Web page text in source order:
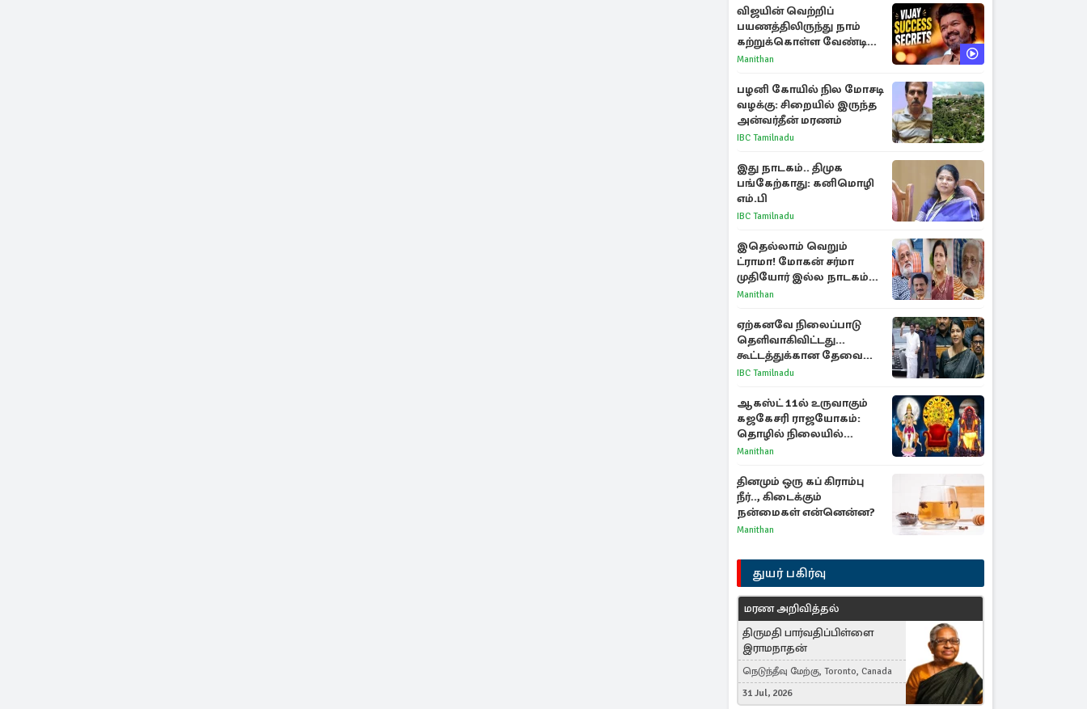
விஜயின் வெற்றிப்
பயணத்திலிருந்து நாம்
கற்றுக்கொள்ள வேண்டிய
முக்கிய 3 விடயங்கள்!
Manithan
பழனி கோயில் நில மோசடி
வழக்கு: சிறையில் இருந்த
அன்வர்தீன் மரணம்
IBC Tamilnadu
இது நாடகம்.. திமுக
பங்கேற்காது: கனிமொழி
எம்.பி
IBC Tamilnadu
இதெல்லாம் வெறும்
ட்ராமா! மோகன் சர்மா
முதியோர் இல்ல நாடகம்
குறித்து குட்டி பத்மினி
Manithan
ஏற்கனவே நிலைப்பாடு
தெளிவாகிவிட்டது...
கூட்டத்துக்கான தேவை
என்ன? - கனிமொழி
IBC Tamilnadu
ஆகஸ்ட் 11ல் உருவாகும்
கஜகேசரி ராஜயோகம்:
தொழில் நிலையில்
அதிர்ஷ்டம் பெறும் 3
Manithan
தினமும் ஒரு கப் கிராம்பு
நீர்.., கிடைக்கும்
நன்மைகள் என்னென்ன?
Manithan
துயர் பகிர்வு
மரண அறிவித்தல்
திருமதி பார்வதிப்பிள்ளை
இராமநாதன்
நெடுந்தீவு மேற்கு, Toronto, Canada
31 Jul, 2026